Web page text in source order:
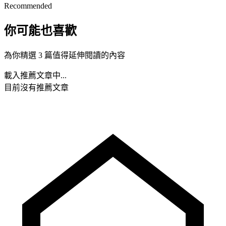
Recommended
你可能也喜歡
為你精選 3 篇值得延伸閱讀的內容
載入推薦文章中...
目前沒有推薦文章